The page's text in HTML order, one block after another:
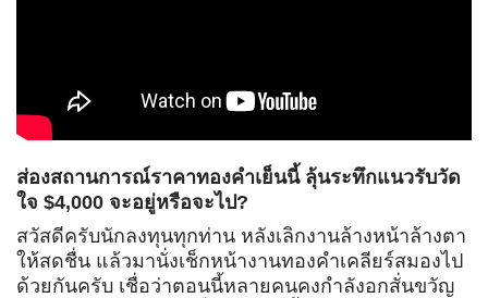
ส่องสถานการณ์ราคาทองคำเย็นนี้ ลุ้นระทึกแนวรับวัด
ใจ $4,000 จะอยู่หรือจะไป?
สวัสดีครับนักลงทุนทุกท่าน หลังเลิกงานล้างหน้าล้างตา
ให้สดชื่น แล้วมานั่งเช็กหน้างานทองคำเคลียร์สมองไป
ด้วยกันครับ เชื่อว่าตอนนี้หลายคนคงกำลังอกสั่นขวัญ